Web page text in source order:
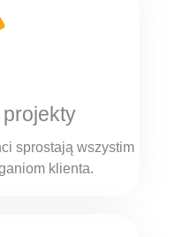
sprostają wszystim
klienta.